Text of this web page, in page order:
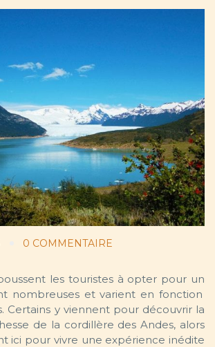
0 COMMENTAIRE
les touristes à opter pour un
nombreuses et varient en fonction
Certains y viennent pour découvrir la
de la cordillère des Andes, alors
ici pour vivre une expérience inédite